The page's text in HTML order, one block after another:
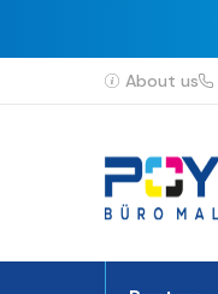
About us